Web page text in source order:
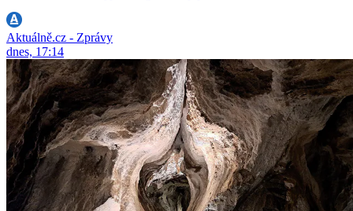
Aktuálně.cz - Zprávy
dnes, 17:14